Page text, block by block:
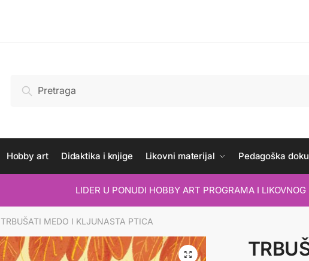
Pretraži
Hobby art Didaktika i knjige Likovni materijal Pedagoška
LIDER U PONUDI HOBBY ART PROGRAMA I
TRBUŠATI MEDO I KLJUNASTA PTICA